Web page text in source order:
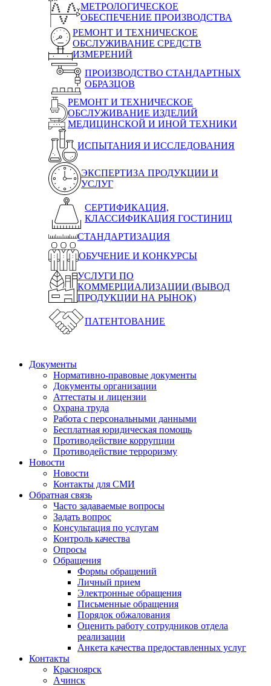
МЕТРОЛОГИЧЕСКОЕ
ОБЕСПЕЧЕНИЕ ПРОИЗВОДСТВА
РЕМОНТ И ТЕХНИЧЕСКОЕ
ОБСЛУЖИВАНИЕ СРЕДСТВ
ИЗМЕРЕНИЙ
ПРОИЗВОДСТВО СТАНДАРТНЫХ
ОБРАЗЦОВ
РЕМОНТ И ТЕХНИЧЕСКОЕ
ОБСЛУЖИВАНИЕ ИЗДЕЛИЙ
МЕДИЦИНСКОЙ И ИНОЙ ТЕХНИКИ
ИСПЫТАНИЯ И ИССЛЕДОВАНИЯ
ЭКСПЕРТИЗА ПРОДУКЦИИ И
УСЛУГ
СЕРТИФИКАЦИЯ,
КЛАССИФИКАЦИЯ ГОСТИНИЦ
СТАНДАРТИЗАЦИЯ
ОБУЧЕНИЕ И КОНКУРСЫ
УСЛУГИ ПО
КОММЕРЦИАЛИЗАЦИИ (ВЫВОД
ПРОДУКЦИИ НА РЫНОК)
ПАТЕНТОВАНИЕ
Документы
Нормативно-правовые документы
Документы организации
Аттестаты и лицензии
Охрана труда
Работа с персональными данными
Бесплатная юридическая помощь
Противодействие коррупции
Противодействие терроризму
Новости
Новости
Контакты для СМИ
Обратная связь
Часто задаваемые вопросы
Задать вопрос
Консультация по услугам
Контроль качества
Опросы
Обращения
Формы обращений
Личный прием
Электронные обращения
Письменные обращения
Порядок обжалования
Оценить работу сотрудников отдела
реализации
Анкета качества предоставленных услуг
Контакты
Красноярск
Ачинск